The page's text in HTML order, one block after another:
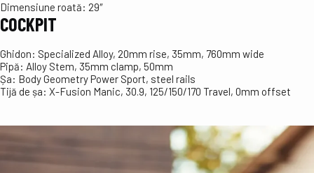
Dimensiune roată: 29″
COCKPIT
Ghidon: Specialized Alloy, 20mm rise, 35mm, 760mm wide
Pipă: Alloy Stem, 35mm clamp, 50mm
Șa: Body Geometry Power Sport, steel rails
Tijă de șa: X-Fusion Manic, 30.9, 125/150/170 Travel, 0mm offset